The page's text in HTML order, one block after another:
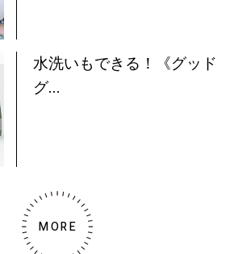
水洗いもできる！《グッド
グ...
MORE